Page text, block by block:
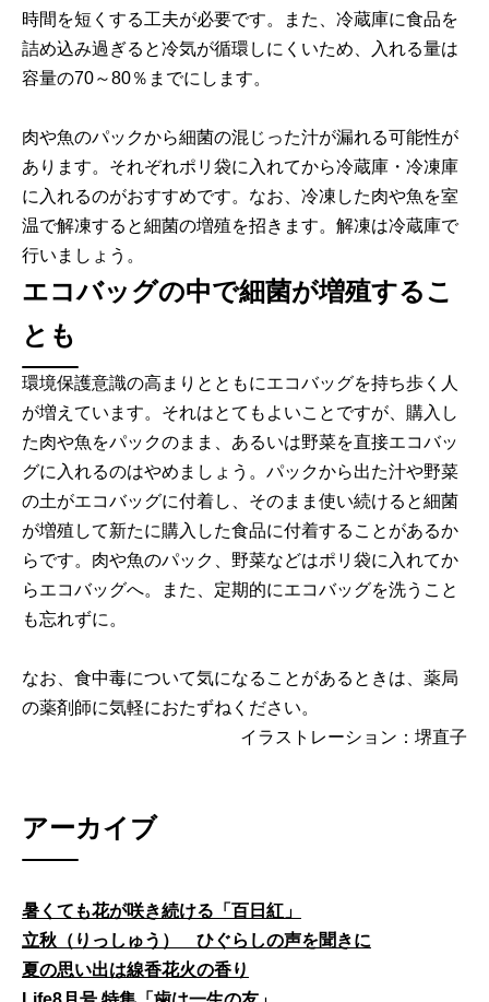
時間を短くする工夫が必要です。また、冷蔵庫に食品を
詰め込み過ぎると冷気が循環しにくいため、入れる量は
容量の70～80％までにします。
肉や魚のパックから細菌の混じった汁が漏れる可能性が
あります。それぞれポリ袋に入れてから冷蔵庫・冷凍庫
に入れるのがおすすめです。なお、冷凍した肉や魚を室
温で解凍すると細菌の増殖を招きます。解凍は冷蔵庫で
行いましょう。
エコバッグの中で細菌が増殖するこ
とも
環境保護意識の高まりとともにエコバッグを持ち歩く人
が増えています。それはとてもよいことですが、購入し
た肉や魚をパックのまま、あるいは野菜を直接エコバッ
グに入れるのはやめましょう。パックから出た汁や野菜
の土がエコバッグに付着し、そのまま使い続けると細菌
が増殖して新たに購入した食品に付着することがあるか
らです。肉や魚のパック、野菜などはポリ袋に入れてか
らエコバッグへ。また、定期的にエコバッグを洗うこと
も忘れずに。
なお、食中毒について気になることがあるときは、薬局
の薬剤師に気軽におたずねください。
イラストレーション：堺直子
アーカイブ
暑くても花が咲き続ける「百日紅」
立秋（りっしゅう） ひぐらしの声を聞きに
夏の思い出は線香花火の香り